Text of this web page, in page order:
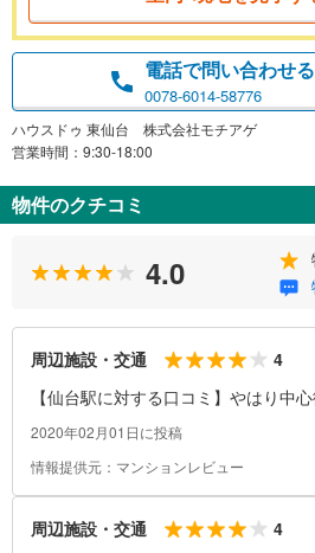
電話で問い合わせる
0078-6014-58776
ハウスドゥ 東仙台 株式会社モチアゲ
営業時間：9:30-18:00
物件のクチコミ
4.0
周辺施設・交通
4
【仙台駅に対する口コミ】やはり中
り、通勤通学時や休日はホーム、電車
2020年02月01日に投稿
情報提供元：マンションレビュー
周辺施設・交通
4